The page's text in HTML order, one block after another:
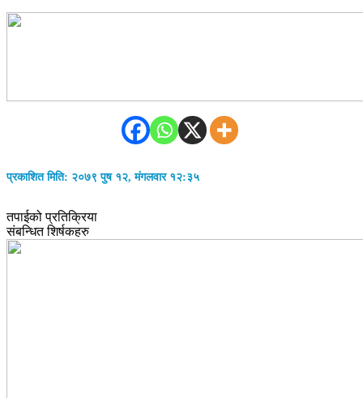
प्रकाशित मिति: २०७९ पुष १२, मंगलवार १२:३५
तपाईको प्रतिक्रिया
संबन्धित शिर्षकहरु